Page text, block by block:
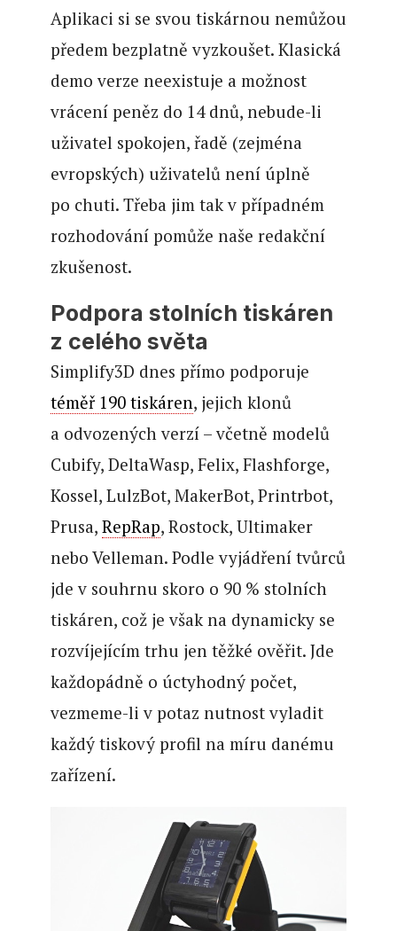
Aplikaci si se svou tiskárnou nemůžou
předem bezplatně vyzkoušet. Klasická
demo verze neexistuje a možnost
vrácení peněz do 14 dnů, nebude-li
uživatel spokojen, řadě (zejména
evropských) uživatelů není úplně
po chuti. Třeba jim tak v případném
rozhodování pomůže naše redakční
zkušenost.
Podpora stolních tiskáren
z celého světa
Simplify3D dnes přímo podporuje
téměř 190 tiskáren, jejich klonů
a odvozených verzí – včetně modelů
Cubify, DeltaWasp, Felix, Flashforge,
Kossel, LulzBot, MakerBot, Printrbot,
Prusa, RepRap, Rostock, Ultimaker
nebo Velleman. Podle vyjádření tvůrců
jde v souhrnu skoro o 90 % stolních
tiskáren, což je však na dynamicky se
rozvíjejícím trhu jen těžké ověřit. Jde
každopádně o úctyhodný počet,
vezmeme-li v potaz nutnost vyladit
každý tiskový profil na míru danému
zařízení.